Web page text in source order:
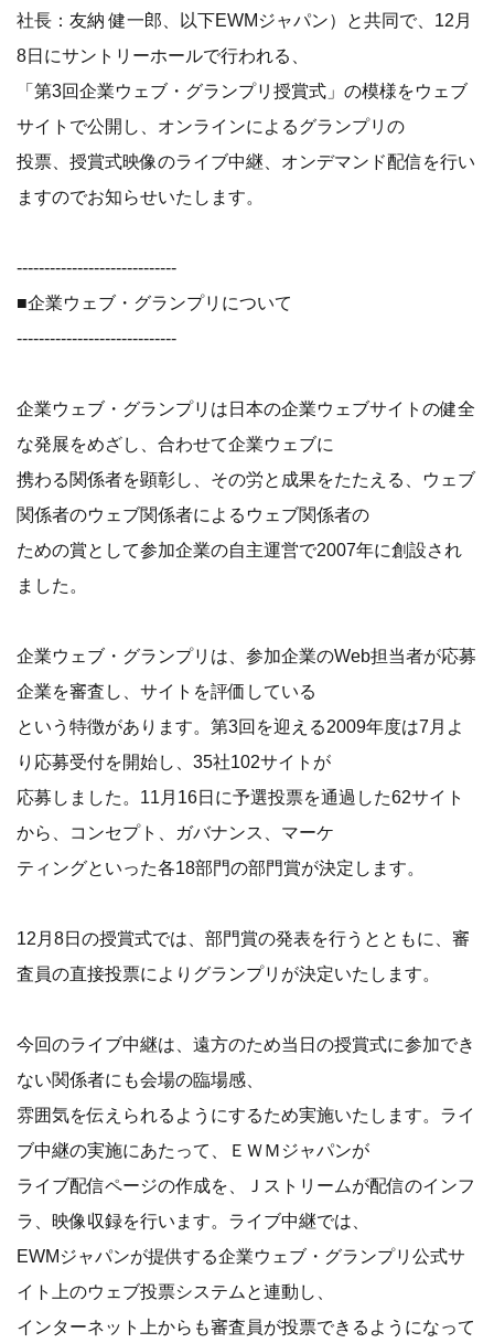
社長：友納 健一郎、以下EWMジャパン）と共同で、12月
8日にサントリーホールで行われる、
「第3回企業ウェブ・グランプリ授賞式」の模様をウェブ
サイトで公開し、オンラインによるグランプリの
投票、授賞式映像のライブ中継、オンデマンド配信を行い
ますのでお知らせいたします。
-----------------------------
■企業ウェブ・グランプリについて
-----------------------------
企業ウェブ・グランプリは日本の企業ウェブサイトの健全
な発展をめざし、合わせて企業ウェブに
携わる関係者を顕彰し、その労と成果をたたえる、ウェブ
関係者のウェブ関係者によるウェブ関係者の
ための賞として参加企業の自主運営で2007年に創設され
ました。
企業ウェブ・グランプリは、参加企業のWeb担当者が応募
企業を審査し、サイトを評価している
という特徴があります。第3回を迎える2009年度は7月よ
り応募受付を開始し、35社102サイトが
応募しました。11月16日に予選投票を通過した62サイト
から、コンセプト、ガバナンス、マーケ
ティングといった各18部門の部門賞が決定します。
12月8日の授賞式では、部門賞の発表を行うとともに、審
査員の直接投票によりグランプリが決定いたします。
今回のライブ中継は、遠方のため当日の授賞式に参加でき
ない関係者にも会場の臨場感、
雰囲気を伝えられるようにするため実施いたします。ライ
ブ中継の実施にあたって、ＥＷＭジャパンが
ライブ配信ページの作成を、Ｊストリームが配信のインフ
ラ、映像収録を行います。ライブ中継では、
EWMジャパンが提供する企業ウェブ・グランプリ公式サ
イト上のウェブ投票システムと連動し、
インターネット上からも審査員が投票できるようになって